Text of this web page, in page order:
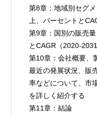
第8章：地域別セグ
上、パーセントと
第9章：国別の販売
とCAGR（2020-2031
第10章：会社概要、
最近の発展状況、販
率などについて、市
を詳しく紹介する
第11章：結論